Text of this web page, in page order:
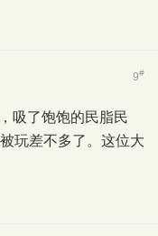
9#
吸了饱饱的民脂民
玩差不多了。这位大